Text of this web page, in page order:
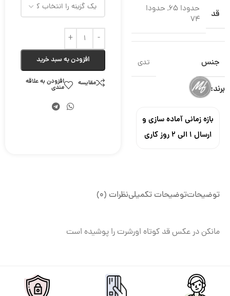
قد حدودا 65 , حدودا
۷۴
جنس تدی
برند:
بازه زمانی آماده سازی و
ارسال ۱ الی ۲ روز کاری
افزودن به سبد خرید
مقایسه افزودن به علاقه
مندی
توضیحاتتوضیحات تکمیلینظرات (0)
مانکن در عکس قد کوتاه اورشرت را پوشیده است